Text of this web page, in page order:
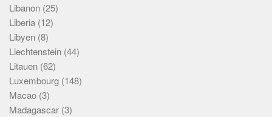
Libanon (25)
Liberia (12)
Libyen (8)
Liechtenstein (44)
Litauen (62)
Luxembourg (148)
Macao (3)
Madagascar (3)